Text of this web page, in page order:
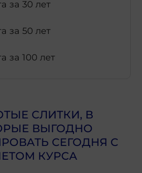
за 30 лет
за 50 лет
за 100 лет
СЛИТКИ, В
ВЫГОДНО
СЕГОДНЯ С
КУРСА